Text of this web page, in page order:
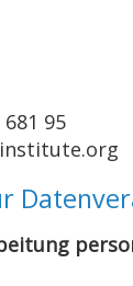
681 95
institute.org